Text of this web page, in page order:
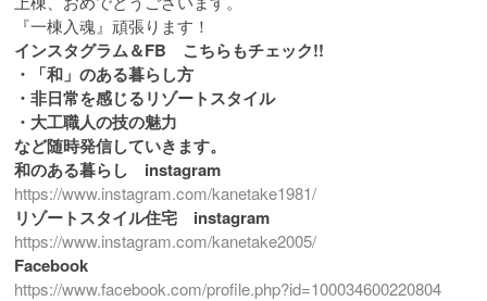
『一棟入魂』頑張ります！
インスタグラム＆FB こちらもチェック!!
・「和」のある暮らし方
・非日常を感じるリゾートスタイル
・大工職人の技の魅力
など随時発信していきます。
和のある暮らし instagram
https://www.instagram.com/kanetake1981/
リゾートスタイル住宅 instagram
https://www.instagram.com/kanetake2005/
Facebook
https://www.facebook.com/profile.php?id=100034600220804